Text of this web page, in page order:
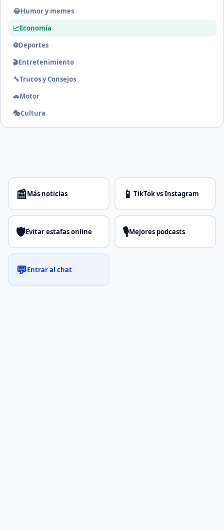
😂Humor y memes
📈Economía
⚽Deportes
🎬Entretenimiento
🔧Trucos y Consejos
🚗Motor
🎭Cultura
📰Más noticias 📱 TikTok vs Instagram
🛡️Evitar estafas online 🎙️Mejores podcasts
💬Entrar al chat